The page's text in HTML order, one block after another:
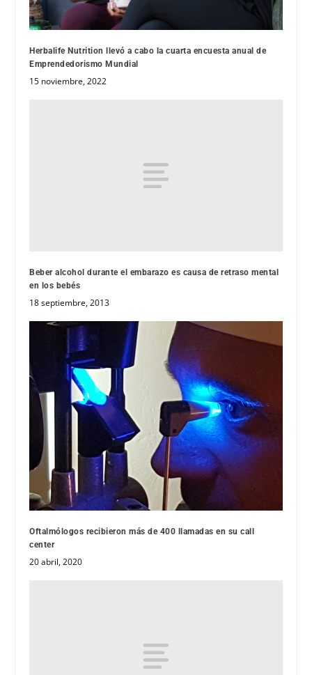
Herbalife Nutrition llevó a cabo la cuarta encuesta anual de
Emprendedorismo Mundial
15 noviembre, 2022
Beber alcohol durante el embarazo es causa de retraso mental
en los bebés
18 septiembre, 2013
Oftalmólogos recibieron más de 400 llamadas en su call
center
20 abril, 2020